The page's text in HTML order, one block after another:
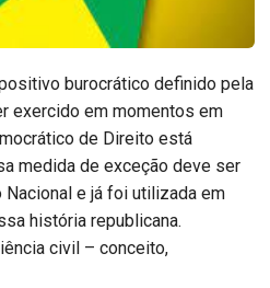
burocrático definido pela
exercido em momentos em
de Direito está
medida de exceção deve ser
e já foi utilizada em
história republicana.
civil – conceito,